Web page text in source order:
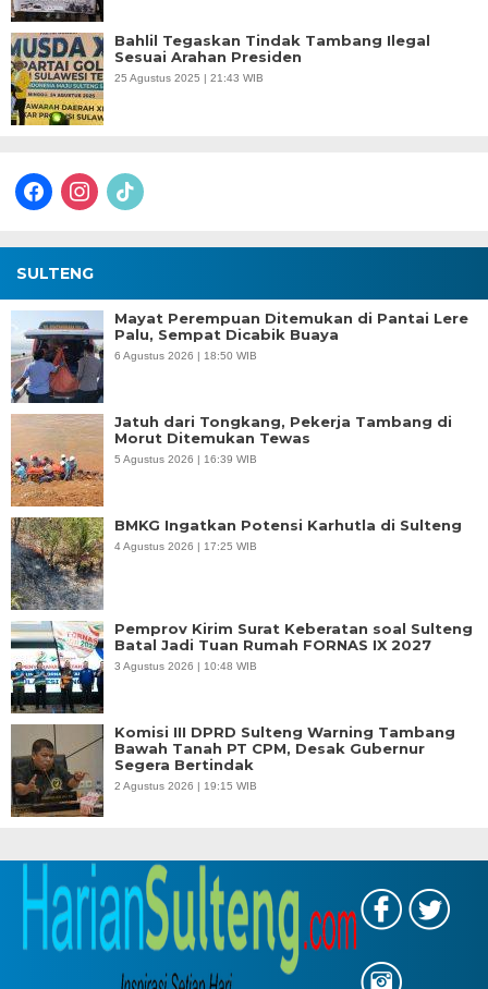
Bahlil Tegaskan Tindak Tambang Ilegal
Sesuai Arahan Presiden
25 Agustus 2025 | 21:43 WIB
facebookinstagram
tiktok
SULTENG
Mayat Perempuan Ditemukan di Pantai Lere
Palu, Sempat Dicabik Buaya
6 Agustus 2026 | 18:50 WIB
Jatuh dari Tongkang, Pekerja Tambang di
Morut Ditemukan Tewas
5 Agustus 2026 | 16:39 WIB
BMKG Ingatkan Potensi Karhutla di Sulteng
4 Agustus 2026 | 17:25 WIB
Pemprov Kirim Surat Keberatan soal Sulteng
Batal Jadi Tuan Rumah FORNAS IX 2027
3 Agustus 2026 | 10:48 WIB
Komisi III DPRD Sulteng Warning Tambang
Bawah Tanah PT CPM, Desak Gubernur
Segera Bertindak
2 Agustus 2026 | 19:15 WIB